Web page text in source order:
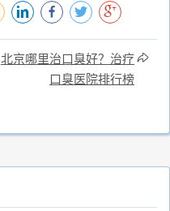
北京哪里治口臭好？治疗
口臭医院排行榜